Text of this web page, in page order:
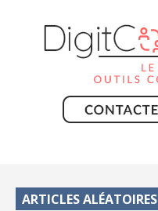
ARTICLES ALÉATOIRES